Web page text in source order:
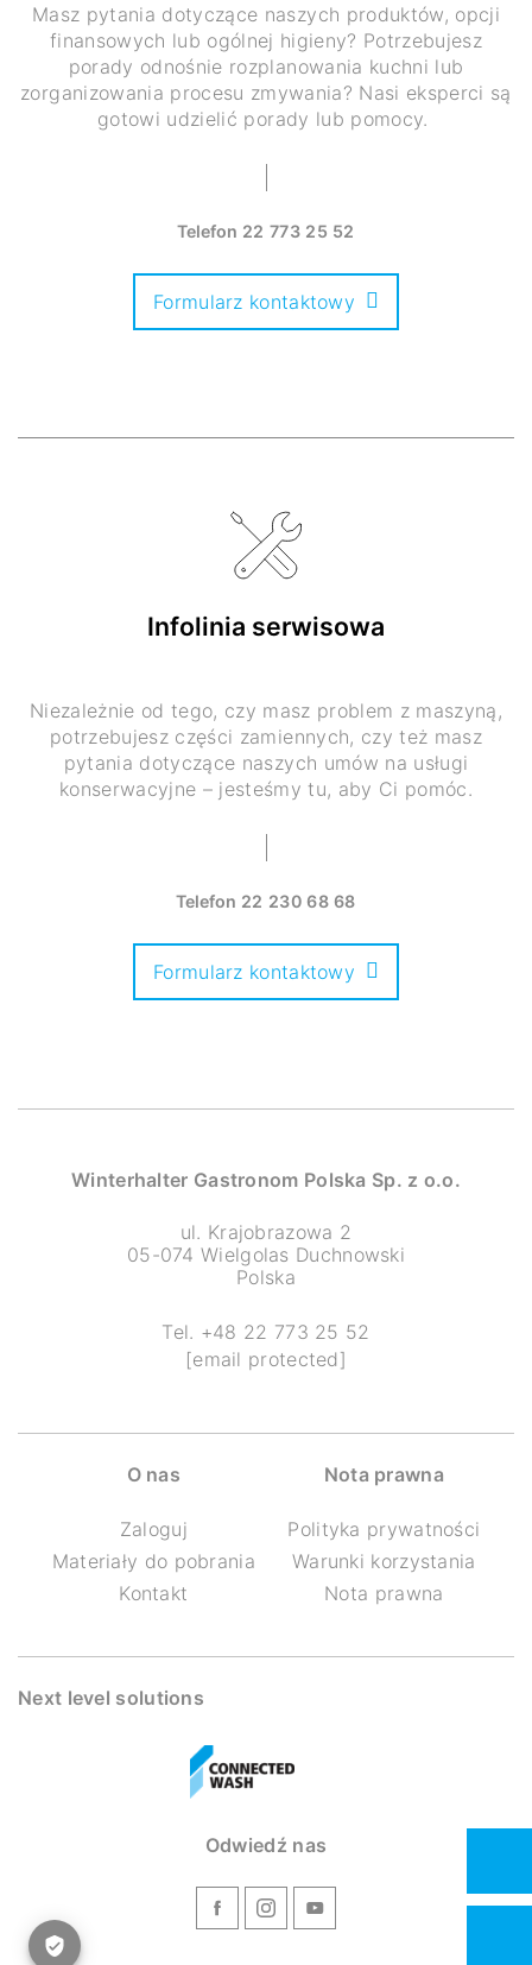
Masz pytania dotyczące naszych produktów, opcji
finansowych lub ogólnej higieny? Potrzebujesz
porady odnośnie rozplanowania kuchni lub
zorganizowania procesu zmywania? Nasi eksperci są
gotowi udzielić porady lub pomocy.
Telefon 22 773 25 52
Formularz kontaktowy
Infolinia serwisowa
Niezależnie od tego, czy masz problem z maszyną,
potrzebujesz części zamiennych, czy też masz
pytania dotyczące naszych umów na usługi
konserwacyjne – jesteśmy tu, aby Ci pomóc.
Telefon 22 230 68 68
Formularz kontaktowy
Winterhalter Gastronom Polska Sp. z o.o.
ul. Krajobrazowa 2
05-074 Wielgolas Duchnowski
Polska
Tel. +48 22 773 25 52
[email protected]
O nas
Zaloguj
Materiały do pobrania
Kontakt
Nota prawna
Polityka prywatności
Warunki korzystania
Nota prawna
Next level solutions
Odwiedź nas